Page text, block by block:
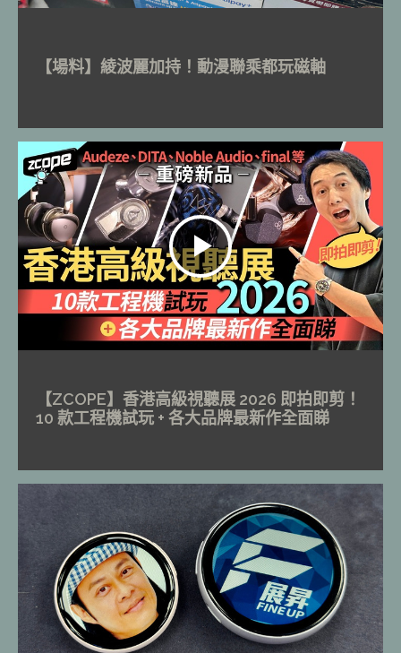
【場料】綾波麗加持！動漫聯乘都玩磁軸
【ZCOPE】香港高級視聽展 2026 即拍即剪！
10 款工程機試玩 + 各大品牌最新作全面睇